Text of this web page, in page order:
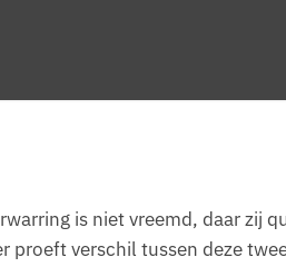
is niet vreemd, daar zij
proeft verschil tussen deze